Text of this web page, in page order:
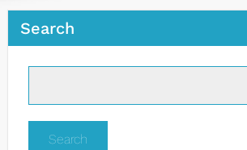
Search
Search